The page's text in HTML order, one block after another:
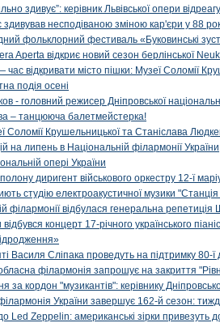
здивує”: керівник Львівської опери
здивував несподіваною зміною кар'єри у 88
фольклорний фестиваль «Буковинські
Aperta відкриє новий сезон берлінської
час відкривати місто пішки: Музеї Соломії
подія осені
- головний режисер Дніпровської
– танцююча балетмейстерка!
Соломії Крушельницької та Станіслава
на липень в Національній філармонії України
опері України
диригент військового оркестру 12-ї
студію електроакустичної музики "Станція
філармонії відбулася генеральна
концерт 17-річного українського
Василя Сліпака проведуть на підтримку
філармонія запрошує на закриття
за кордон "музикантів": керівнику
України завершує 162-й сезон:
Led Zeppelin: американські зірки привезуть